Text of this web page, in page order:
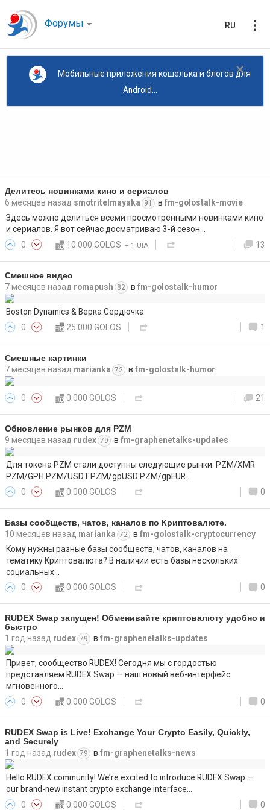
Форумы RU
×
Мобильные приложения кошелька и блогов для
Android...
Делитесь новинками кино и сериалов
6 месяцев назад smotritelmayaka 91 в fm-golostalk-movie
Здесь можно делиться всеми просмотренными новинками кино
и сериалов. Я вот сейчас досматриваю 3-й сезон…
0
10.000 GOLOS +1 UIA 13
Смешное видео
7 месяцев назад romapush 82 в fm-golostalk-humor
Boston Dynamics & Верка Сердючка
0
25.000 GOLOS 1
Смешные картинки
7 месяцев назад marianka 72 в fm-golostalk-humor
0 0.000 GOLOS 21
Обновление рынков для PZM
9 месяцев назад rudex 79 в fm-graphenetalks-updates
Для токена PZM стали доступны следующие рынки: PZM/XMR
PZM/GPH PZM/USDT PZM/gpUSD PZM/gpEUR…
0
0.000 GOLOS 0
Базы сообществ, чатов, каналов по Криптовалюте.
10 месяцев назад marianka 72 в fm-golostalk-cryptocurrency
Кому нужны разные базы сообществ, чатов, каналов на
тематику Криптовалюта? В наличии есть базы нескольких
социальных…
0
0.000 GOLOS 0
RUDEX Swap запущен! Обменивайте криптовалюту удобно и
быстро
1 год назад rudex 79 в fm-graphenetalks-updates
Привет, сообщество RUDEX! Сегодня мы с гордостью
представляем RUDEX Swap — наш новый веб-интерфейс
мгновенного…
0
0.000 GOLOS 0
RUDEX Swap is Live! Exchange Your Crypto Easily, Quickly,
and Securely
1 год назад rudex 79 в fm-graphenetalks-news
Hello RUDEX community! We’re excited to introduce RUDEX Swap —
our brand-new instant crypto exchange interface…
0
0.000 GOLOS 0